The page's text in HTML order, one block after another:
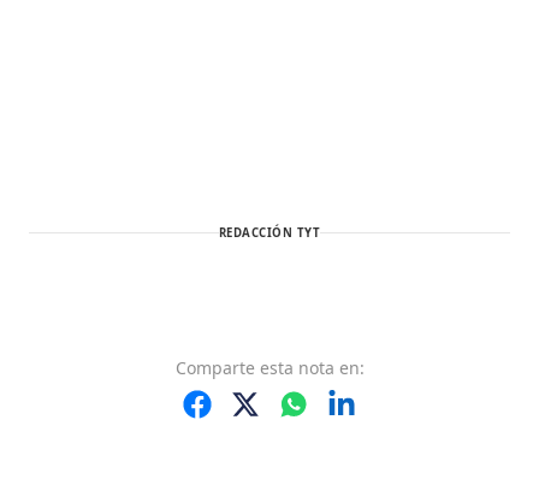
REDACCIÓN TYT
Comparte esta nota en: